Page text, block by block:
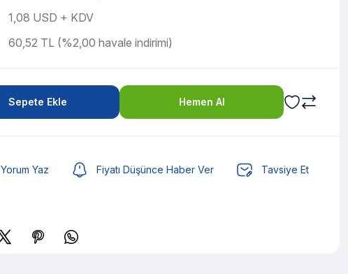
1,08 USD + KDV
60,52 TL (%2,00 havale indirimi)
Sepete Ekle Hemen Al
Yorum Yaz Fiyatı Düşünce Haber Ver Tavsiye Et